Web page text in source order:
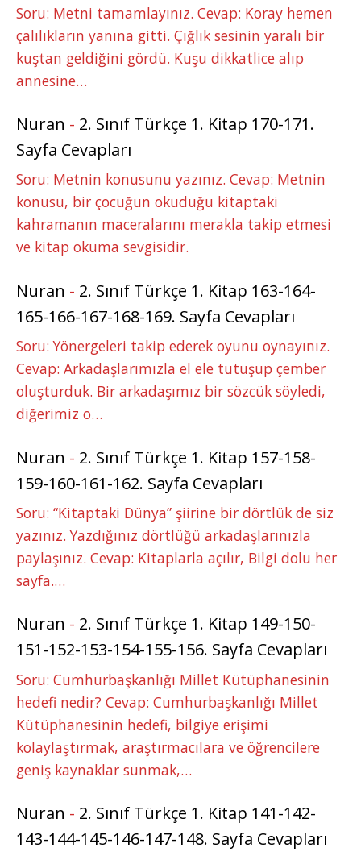
Soru: Metni tamamlayınız. Cevap: Koray hemen
çalılıkların yanına gitti. Çığlık sesinin yaralı bir
kuştan geldiğini gördü. Kuşu dikkatlice alıp
annesine…
Nuran - 2. Sınıf Türkçe 1. Kitap 170-171.
Sayfa Cevapları
Soru: Metnin konusunu yazınız. Cevap: Metnin
konusu, bir çocuğun okuduğu kitaptaki
kahramanın maceralarını merakla takip etmesi
ve kitap okuma sevgisidir.
Nuran - 2. Sınıf Türkçe 1. Kitap 163-164-
165-166-167-168-169. Sayfa Cevapları
Soru: Yönergeleri takip ederek oyunu oynayınız.
Cevap: Arkadaşlarımızla el ele tutuşup çember
oluşturduk. Bir arkadaşımız bir sözcük söyledi,
diğerimiz o…
Nuran - 2. Sınıf Türkçe 1. Kitap 157-158-
159-160-161-162. Sayfa Cevapları
Soru: “Kitaptaki Dünya” şiirine bir dörtlük de siz
yazınız. Yazdığınız dörtlüğü arkadaşlarınızla
paylaşınız. Cevap: Kitaplarla açılır, Bilgi dolu her
sayfa.…
Nuran - 2. Sınıf Türkçe 1. Kitap 149-150-
151-152-153-154-155-156. Sayfa Cevapları
Soru: Cumhurbaşkanlığı Millet Kütüphanesinin
hedefi nedir? Cevap: Cumhurbaşkanlığı Millet
Kütüphanesinin hedefi, bilgiye erişimi
kolaylaştırmak, araştırmacılara ve öğrencilere
geniş kaynaklar sunmak,…
Nuran - 2. Sınıf Türkçe 1. Kitap 141-142-
143-144-145-146-147-148. Sayfa Cevapları